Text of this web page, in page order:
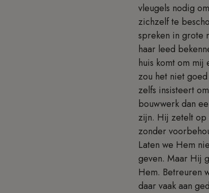
vleugels nodig
zichzelf te
spreken in grote
haar leed
huis komt om
zou het niet
zelfs insisteert
bouwwerk dan
zijn. Hij zetelt op
zonder
Laten we Hem
geven. Maar Hij
Hem. Betreuren
daar vaak aan